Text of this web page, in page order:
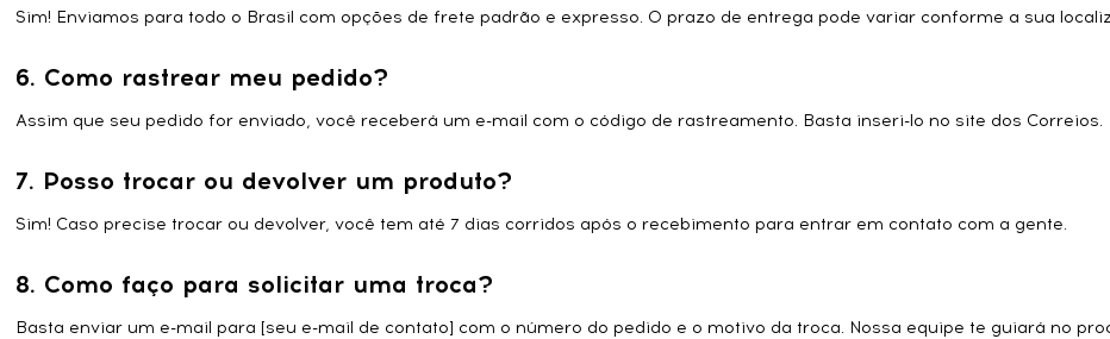
Sim! Enviamos para todo o Brasil com opções de frete padrão e expresso. O prazo de entrega pode variar conforme a sua
6. Como rastrear meu pedido?
Assim que seu pedido for enviado, você receberá um e-mail com o código de rastreamento. Basta inseri-lo no site dos Correios.
7. Posso trocar ou devolver um produto?
Sim! Caso precise trocar ou devolver, você tem até 7 dias corridos após o recebimento para entrar em contato com a gente.
8. Como faço para solicitar uma troca?
Basta enviar um e-mail para [seu e-mail de contato] com o número do pedido e o motivo da troca. Nossa equipe te guiará no